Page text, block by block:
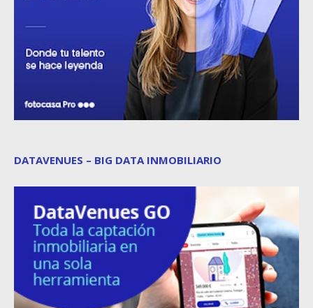
DATAVENUES – BIG DATA INMOBILIARIO